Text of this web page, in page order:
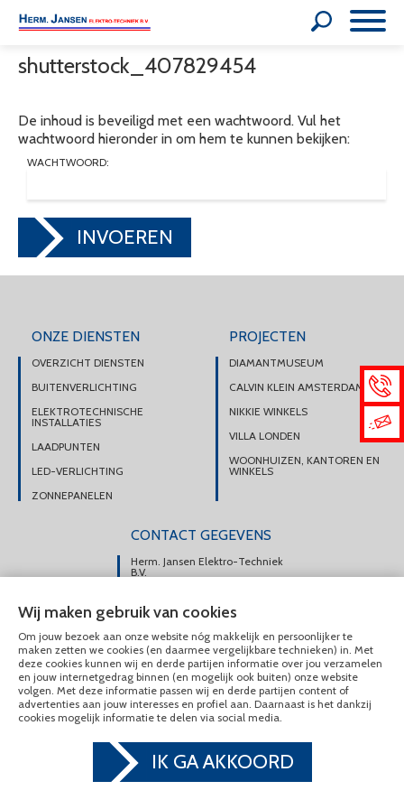
shutterstock_407829454
De inhoud is beveiligd met een wachtwoord. Vul het
wachtwoord hieronder in om hem te kunnen bekijken:
WACHTWOORD:
INVOEREN
ONZE DIENSTEN
OVERZICHT DIENSTEN
BUITENVERLICHTING
ELEKTROTECHNISCHE
INSTALLATIES
LAADPUNTEN
LED-VERLICHTING
ZONNEPANELEN
PROJECTEN
DIAMANTMUSEUM
CALVIN KLEIN AMSTERDAM
NIKKIE WINKELS
VILLA LONDEN
WOONHUIZEN, KANTOREN EN
WINKELS
CONTACT GEGEVENS
Herm. Jansen Elektro-Techniek
B.V.
1046 AM Amsterdam
DIRECT CONTACT
OPNEMEN
020-6175225
MAIL ONS
© Herm. Jansen Elektro-Techniek B.V. 2020 - 2026
Wij maken gebruik van cookies
Om jouw bezoek aan onze website nóg makkelijk en persoonlijker te
maken zetten we cookies (en daarmee vergelijkbare technieken) in. Met
deze cookies kunnen wij en derde partijen informatie over jou verzamelen
en jouw internetgedrag binnen (en mogelijk ook buiten) onze website
volgen. Met deze informatie passen wij en derde partijen content of
advertenties aan jouw interesses en profiel aan. Daarnaast is het dankzij
cookies mogelijk informatie te delen via social media.
IK GA AKKOORD